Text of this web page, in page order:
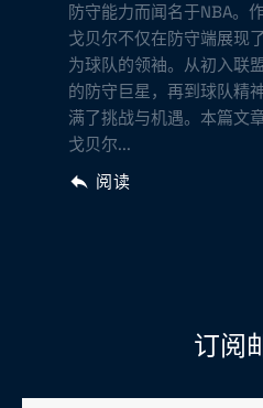
防守能力而闻名于NBA。
戈贝尔不仅在防守端展现
为球队的领袖。从初入联
的防守巨星，再到球队精
满了挑战与机遇。本篇文
戈贝尔...
阅读
订阅